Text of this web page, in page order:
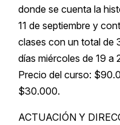
donde se cuenta la
11 de septiembre y
clases con un total de
días miércoles de 19 a
Precio del curso:
$30.000.
ACTUACIÓN Y